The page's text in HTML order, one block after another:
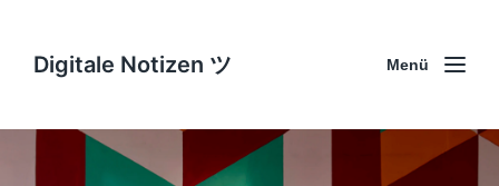
Digitale Notizen ツ Menü